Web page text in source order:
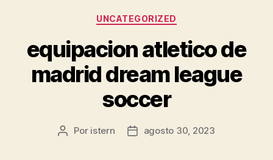
Categorías
UNCATEGORIZED
equipacion atletico de
madrid dream league
soccer
Autor
Por istern
Fechaagosto 30, 2023